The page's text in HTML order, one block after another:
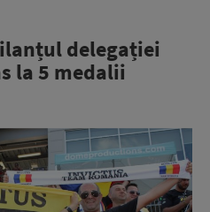
delegației
la 5 medalii